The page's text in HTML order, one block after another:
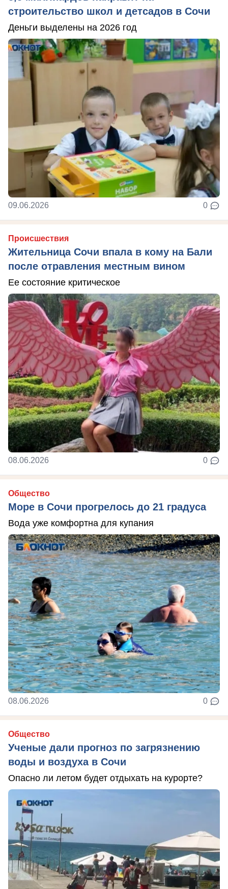
строительство школ и детсадов в Сочи
Деньги выделены на 2026 год
09.06.2026 0
Происшествия
Жительница Сочи впала в кому на Бали
после отравления местным вином
Ее состояние критическое
08.06.2026 0
Общество
Море в Сочи прогрелось до 21 градуса
Вода уже комфортна для купания
08.06.2026 0
Общество
Ученые дали прогноз по загрязнению
воды и воздуха в Сочи
Опасно ли летом будет отдыхать на курорте?